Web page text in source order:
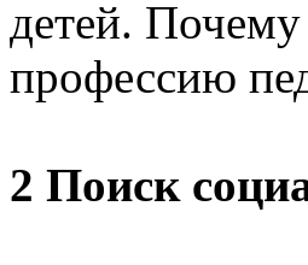
детей.
профессию
2 Поиск